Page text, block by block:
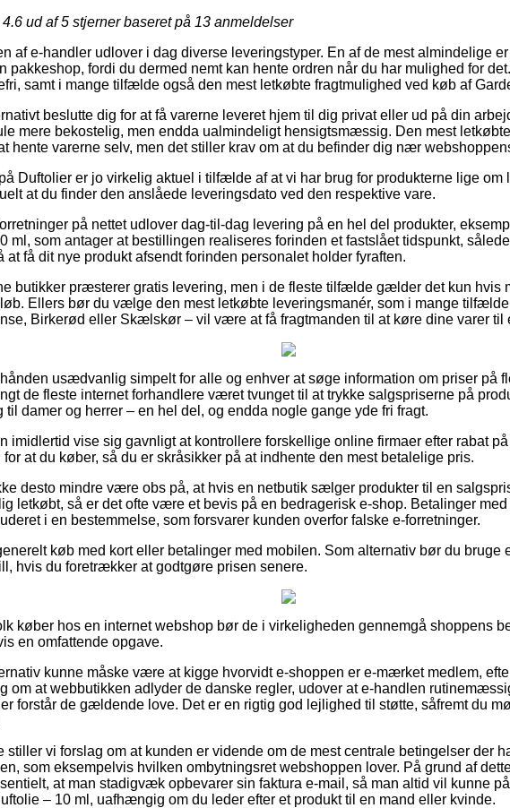
4.6 ud af 5 stjerner baseret på 13 anmeldelser
af e-handler udlover i dag diverse leveringstyper. En af de mest almindelige
pakkeshop, fordi du dermed nemt kan hente ordren når du har mulighed for
samt i mange tilfælde også den mest letkøbte fragtmulighed ved køb af
beslutte dig for at få varerne leveret hjem til dig privat eller ud på din
mere bekostelig, men endda ualmindeligt hensigtsmæssig. Den mest
hente varerne selv, men det stiller krav om at du befinder dig nær
Duftolier er jo virkelig aktuel i tilfælde af at vi har brug for produkterne lige om
at du finder den anslåede leveringsdato ved den respektive vare.
på nettet udlover dag-til-dag levering på en hel del produkter,
ml, som antager at bestillingen realiseres forinden et fastslået tidspunkt,
at få dit nye produkt afsendt forinden personalet holder fyraften.
butikker præsterer gratis levering, men i de fleste tilfælde gælder det kun hvis
Ellers bør du vælge den mest letkøbte leveringsmanér, som i mange
Birkerød eller Skælskør – vil være at få fragtmanden til at køre dine varer til
usædvanlig simpelt for alle og enhver at søge information om priser på
de fleste internet forhandlere været tvunget til at trykke salgspriserne på
til damer og herrer – en hel del, og endda nogle gange yde fri fragt.
imidlertid vise sig gavnligt at kontrollere forskellige online firmaer efter rabat
for at du køber, så du er skråsikker på at indhente den mest betalelige pris.
desto mindre være obs på, at hvis en netbutik sælger produkter til en
letkøbt, så er det ofte være et bevis på en bedragerisk e-shop. Betalinger
i en bestemmelse, som forsvarer kunden overfor falske e-forretninger.
køb med kort eller betalinger med mobilen. Som alternativ bør du bruge
hvis du foretrækker at godtgøre prisen senere.
køber hos en internet webshop bør de i virkeligheden gennemgå shoppens
en omfattende opgave.
kunne måske være at kigge hvorvidt e-shoppen er e-mærket medlem,
om at webbutikken adlyder de danske regler, udover at e-handlen
forstår de gældende love. Det er en rigtig god lejlighed til støtte, såfremt du
stiller vi forslag om at kunden er vidende om de mest centrale betingelser der
som eksempelvis hvilken ombytningsret webshoppen lover. På grund af
at man stadigvæk opbevarer sin faktura e-mail, så man altid vil kunne
– 10 ml, uafhængig om du leder efter et produkt til en mand eller kvinde.